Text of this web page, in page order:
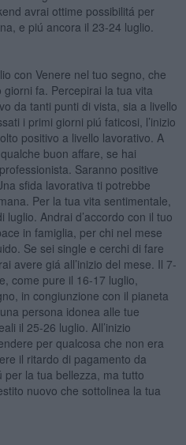
avrai ottime possibilitá per
e piú ancora il 23-24 luglio.
con Venere nel tuo segno, che
fa. Percepirai la tua vita
da tanti punti di vista, sia a livello
i primi giorni piú faticosi, l’inizio
positivo a livello lavorativo. A
buon affare, se hai
Saranno positive
sfida lavorativa ti potrebbe
Per la tua vita sentimentale,
Andrai d’accordo con il tuo
in famiglia, per chi nel mese
Se sei single e cerchi di fare
avere giá all’inizio del mese. Il 7-
come pure il 16-17 luglio,
in congiunzione con il pianeta
persona idonea alle tue
il 25-26 luglio. All’inizio
per qualcosa che non era
il ritardo di pagamento da
la tua bellezza, ma tutto
nuovo che sottolinea la tua